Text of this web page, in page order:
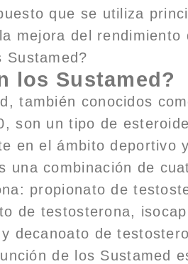
que se utiliza
mejora del rendimiento
Sustamed?
los Sustamed?
también conocidos
son un tipo de
en el ámbito deportivo
una combinación de
propionato de
de testosterona,
decanoato de
de los Sustamed